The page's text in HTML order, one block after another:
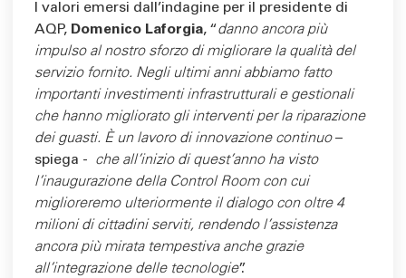
I valori emersi dall’indagine per il presidente di
AQP, Domenico Laforgia, “ danno ancora più
impulso al nostro sforzo di migliorare la qualità del
servizio fornito. Negli ultimi anni abbiamo fatto
importanti investimenti infrastrutturali e gestionali
che hanno migliorato gli interventi per la riparazione
dei guasti. È un lavoro di innovazione continuo–
spiega - che all’inizio di quest’anno ha visto
l’inaugurazione della Control Room con cui
miglioreremo ulteriormente il dialogo con oltre 4
milioni di cittadini serviti, rendendo l’assistenza
ancora più mirata tempestiva anche grazie
all’integrazione delle tecnologie”.